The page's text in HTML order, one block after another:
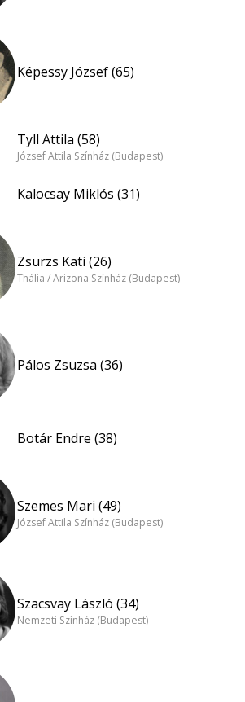
Képessy József (65)
Tyll Attila (58)
József Attila Színház (Budapest)
Kalocsay Miklós (31)
Zsurzs Kati (26)
Thália / Arizona Színház (Budapest)
Pálos Zsuzsa (36)
Botár Endre (38)
Szemes Mari (49)
József Attila Színház (Budapest)
Szacsvay László (34)
Nemzeti Színház (Budapest)